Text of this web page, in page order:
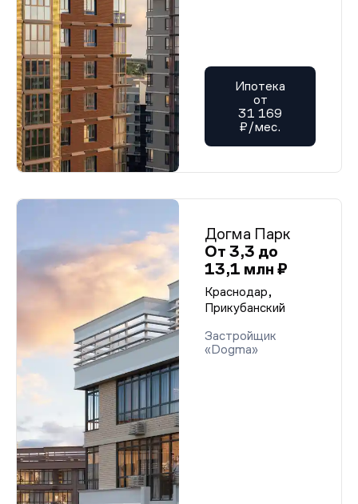
Ипотека
от
31 169
₽/мес.
Догма Парк
От 3,3 до
13,1 млн ₽
Краснодар,
Прикубанский
Застройщик
«Dogma»